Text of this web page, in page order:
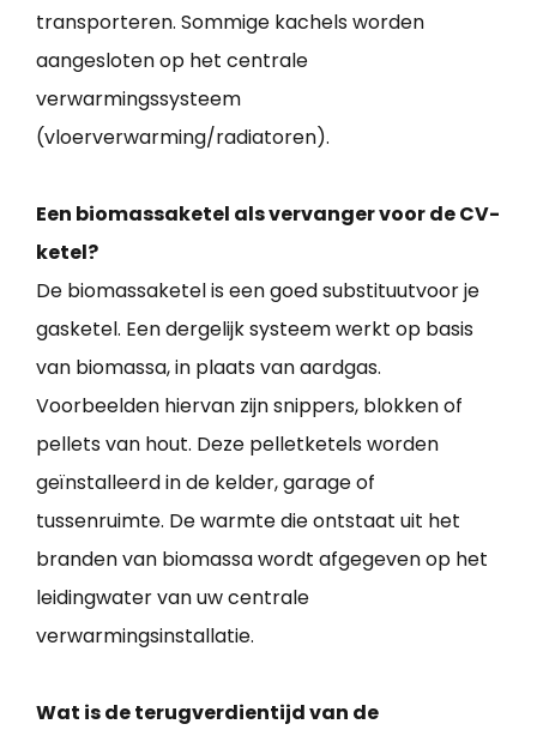
transporteren. Sommige kachels worden
aangesloten op het centrale
verwarmingssysteem
(vloerverwarming/radiatoren).
Een biomassaketel als vervanger voor de CV-
ketel?
De biomassaketel is een goed substituutvoor je
gasketel. Een dergelijk systeem werkt op basis
van biomassa, in plaats van aardgas.
Voorbeelden hiervan zijn snippers, blokken of
pellets van hout. Deze pelletketels worden
geïnstalleerd in de kelder, garage of
tussenruimte. De warmte die ontstaat uit het
branden van biomassa wordt afgegeven op het
leidingwater van uw centrale
verwarmingsinstallatie.
Wat is de terugverdientijd van de